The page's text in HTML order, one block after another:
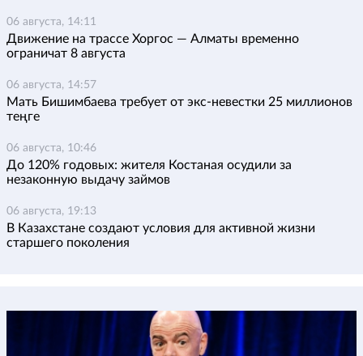
06 августа, 14:11
Движение на трассе Хоргос — Алматы временно
ограничат 8 августа
06 августа, 14:57
Мать Бишимбаева требует от экс-невестки 25 миллионов
теңге
06 августа, 10:46
До 120% годовых: жителя Костаная осудили за
незаконную выдачу займов
06 августа, 19:13
В Казахстане создают условия для активной жизни
старшего поколения